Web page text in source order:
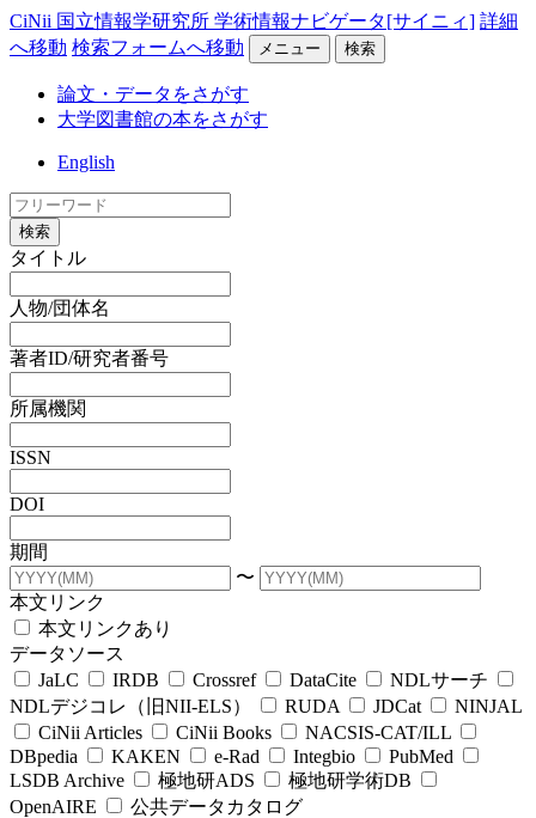
CiNii 国立情報学研究所 学術情報ナビゲータ[サイニィ] 詳細
へ移動 検索フォームへ移動 メニュー 検索
論文・データをさがす
大学図書館の本をさがす
English
検索
タイトル
人物/団体名
著者ID/研究者番号
所属機関
ISSN
DOI
期間
〜
本文リンク
本文リンクあり
データソース
JaLC
IRDB Crossref DataCite
NDLサーチ
NDLデジコレ（旧NII-ELS）
RUDA JDCat
NINJAL
CiNii Articles
CiNii Books
NACSIS-CAT/ILL
DBpedia
KAKEN e-Rad Integbio
PubMed
LSDB Archive
極地研ADS
極地研学術DB
OpenAIRE
公共データカタログ